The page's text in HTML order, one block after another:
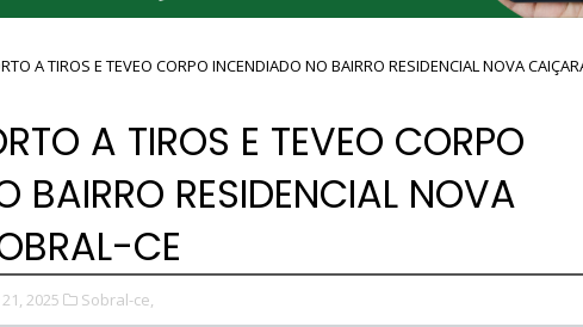
A TIROS E TEVEO CORPO INCENDIADO NO BAIRRO RESIDENCIAL NOVA
A TIROS E TEVEO CORPO
BAIRRO RESIDENCIAL NOVA
CE
2025 Sobral-ce,